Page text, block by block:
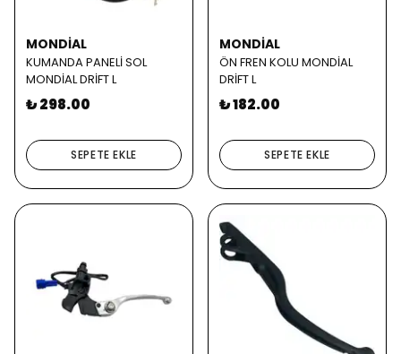
MONDİAL
KUMANDA PANELİ SOL
MONDİAL DRİFT L
₺ 298.00
SEPETE EKLE
MONDİAL
ÖN FREN KOLU MONDİAL
DRİFT L
₺ 182.00
SEPETE EKLE